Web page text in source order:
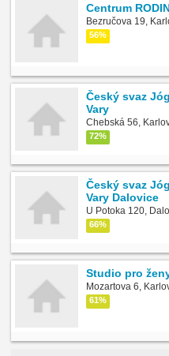
Centrum
Bezručova 19,
56%
Český svaz
Vary
Chebská 56,
72%
Český svaz
Vary Dalovice
U Potoka 120,
66%
Studio pro
Mozartova 6,
61%